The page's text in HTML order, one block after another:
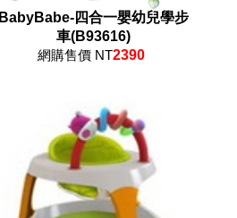
BabyBabe-四合一嬰幼兒學步
車(B93616)
網購售價 NT2390